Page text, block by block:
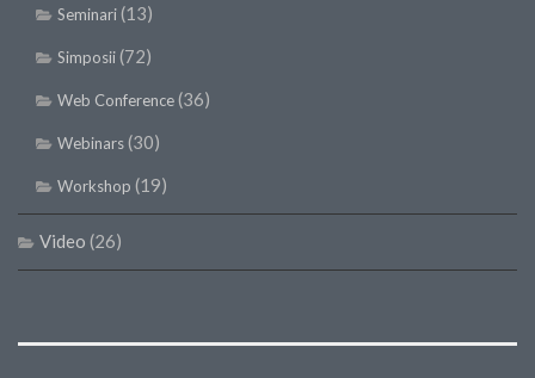
Seminari(13)
Simposii(72)
Web Conference(36)
Webinars(30)
Workshop (19)
Video (26)